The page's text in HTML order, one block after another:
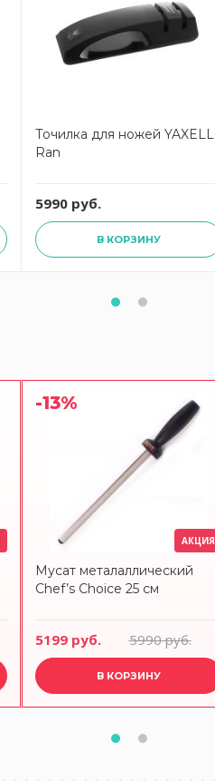
Точилка для ножей YAXELL
Ran
5990 руб.
В КОРЗИНУ
-13%
АКЦИЯ
Мусат металаллический
Chef’s Choice 25 см
5199 руб. 5990 руб.
В КОРЗИНУ